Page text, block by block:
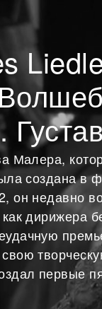
Малера,
создана в
он недавно
дирижера
первые